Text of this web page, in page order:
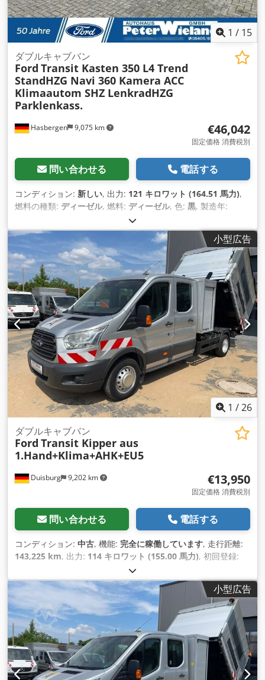
1 / 15
Hasbergen 9,075 km
ダブルキャブバン
Ford Transit Kasten 350 L4 Trend
StandHZG Navi 360 Kamera ACC
Klimaautom SHZ LenkradHZG
Parklenkass.
€46,042
固定価格 消費税別
問い合わせる 電話する
コンディション: 新しい, 出力: 121 キロワット (164.51 馬力),
燃料の種類: ディーゼル, 燃料: ディーゼル, 色: 黒, 製造年:
ABS（アンチロック・ブレーキ・システム）, UVV
安全点検, イモビライザーシステム, エアコン, エアバッグ, クル
ーズコントロール, セントラルロック, トラクションコントロー
ル, ナビゲーションシステム, パーキングヒーター, フォグラン
プ, 中古車両保証, 引き戸, 車載コンピュータ, 電子安定制御プロ
グラム (ESP),
小型広告
1 /26
Duisburg 9,202 km
ダブルキャブバン
Ford Transit Kipper aus
1.Hand+Klima+AHK+EU5
€13,950
固定価格 消費税別
問い合わせる 電話する
コンディション: 中古, 機能: 完全に稼働しています, 走行距離:
143,225 km, 出力: 114 キロワット (155.00 馬力), 初回登録:
ディーゼル
ラム）, 最大積載重量:1,480 kg（キログラム）, 総重量:4,690
kg（キログラム）, アクスル構成:4x2, 次回検査（TÜV）:
06/2027 , 燃料:ディーゼル, 色:シルバー , 運転席:その他, 変速
方式:機械式, ギア数: 6, 排出クラス:ユーロ5 , 座席数:
, 全長:
6,400 mm , 全幅:2,300 mm, 全高:2,890 mm
, 許容軸重（軸
1）:1,850 kg（キログラム）, 許容軸荷重（第2軸）:3,300
kg（キログラム）, 荷室長: 2,300 mm , 荷室幅: 2,100 mm, 荷
室高:1,800 mm, これまでの所有者数:1, 装備:ABS（アンチロ
小型広告